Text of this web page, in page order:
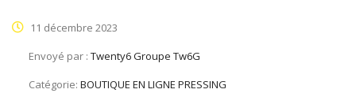
11 décembre 2023
Envoyé par : Twenty6 Groupe Tw6G
Catégorie: BOUTIQUE EN LIGNE PRESSING